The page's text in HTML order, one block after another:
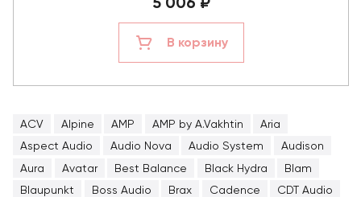
В корзину
ACV Alpine AMP AMP by A.Vakhtin
Aria
Aspect Audio
Audio Nova Audio System
Audison
Aura
Avatar Best Balance Black Hydra
Blam
Blaupunkt
Boss Audio Brax Cadence
CDT Audio